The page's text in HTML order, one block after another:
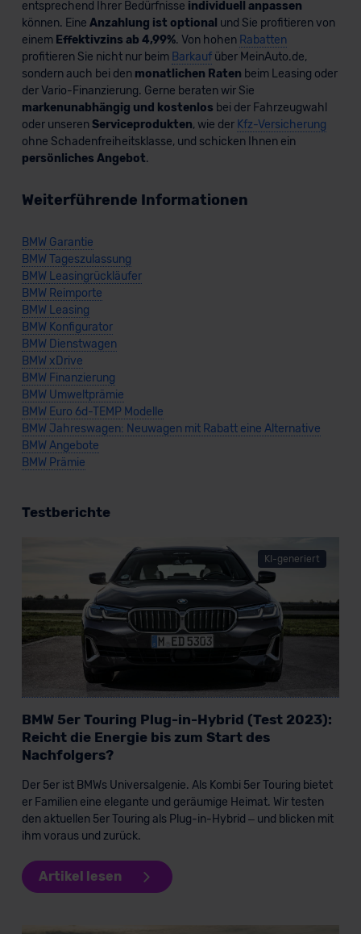
entsprechend Ihrer Bedürfnisse individuell anpassen
können. Eine Anzahlung ist optional und Sie profitieren von
einem Effektivzins ab 4,99%. Von hohen Rabatten
profitieren Sie nicht nur beim Barkaufüber MeinAuto.de,
sondern auch bei den monatlichen Raten beim Leasing oder
der Vario-Finanzierung. Gerne beraten wir Sie
markenunabhängig und kostenlos bei der Fahrzeugwahl
oder unserenServiceprodukten, wie der Kfz-Versicherung
ohne Schadenfreiheitsklasse, und schicken Ihnen ein
persönliches Angebot.
Weiterführende Informationen
BMW Garantie
BMW Tageszulassung
BMW Leasingrückläufer
BMW Reimporte
BMW Leasing
BMW Konfigurator
BMW Dienstwagen
BMW xDrive
BMW Finanzierung
BMW Umweltprämie
BMW Euro 6d-TEMP Modelle
BMW Jahreswagen: Neuwagen mit Rabatt eine Alternative
BMW Angebote
BMW Prämie
Testberichte
KI-generiert
BMW 5er Touring Plug-in-Hybrid (Test 2023):
Reicht die Energie bis zum Start des
Nachfolgers?
Der 5er ist BMWs Universalgenie. Als Kombi 5er Touring bietet
er Familien eine elegante und geräumige Heimat. Wir testen
den aktuellen 5er Touring als Plug-in-Hybrid – und blicken mit
ihm voraus und zurück.
Artikel lesen